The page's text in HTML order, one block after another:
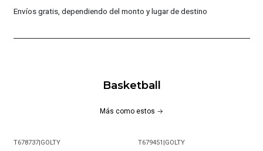
Este balón no solo se distingue por su atractivo diseño, sino
Envíos gratis, dependiendo del monto y lugar de destino
Basketball
Más como estos
T678737|GOLTY T679451 |GOLTY